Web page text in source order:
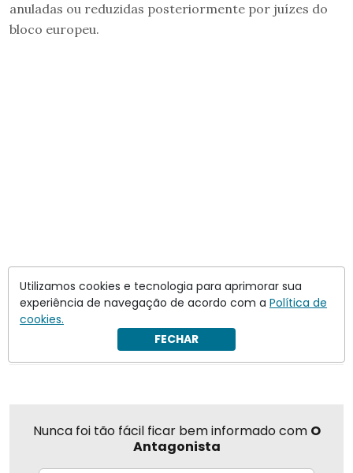
anuladas ou reduzidas posteriormente por juízes do
bloco europeu.
Alphabet Donald Trump Google
Nunca foi tão fácil ficar bem informado com O
Antagonista
Utilizamos cookies e tecnologia para aprimorar sua
experiência de navegação de acordo com a Política de
cookies.
FECHAR